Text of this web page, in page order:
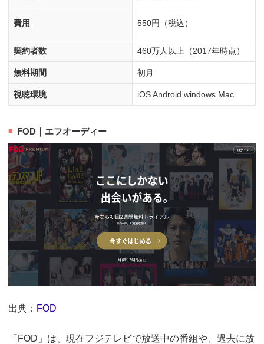
費用 550円（税込）
契約者数 460万人以上（2017年時点）
無料期間 初月
視聴環境 iOS Android windows Mac
FOD｜エフオーディー
出典： FOD
「FOD」は、現在フジテレビで放送中の番組や、過去に放